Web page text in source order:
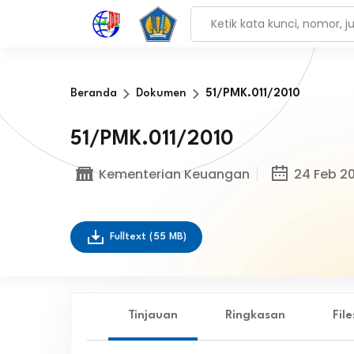
Beranda Dokumen 51/PMK.011/2010
51/PMK.011/2010
Kementerian Keuangan 24 Feb
Fulltext (55 MB)
Tinjauan Ringkasan